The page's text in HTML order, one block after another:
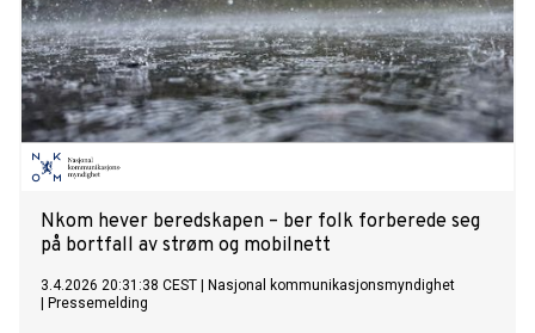
Nkom hever beredskapen – ber folk forberede seg
på bortfall av strøm og mobilnett
3.4.2026 20:31:38 CEST
Nasjonal kommunikasjonsmyndighet
Pressemelding